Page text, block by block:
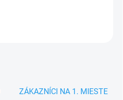
ZÁKAZNÍCI NA 1. MIESTE